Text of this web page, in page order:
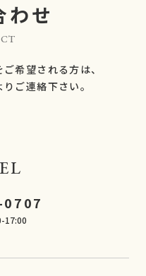
わせ
希望される方は、
ご連絡下さい。
17:00